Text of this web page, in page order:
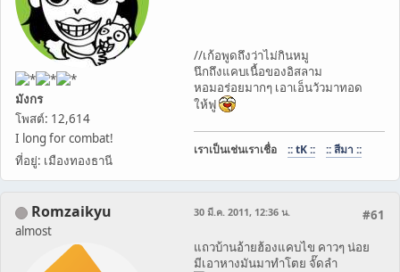
มังกร
โพสต์: 12,614
I long for combat!
ที่อยู่: เมืองทองธานี
//เก้อพูดถึงว่าไม่กินหมู
นึกถึงแคบเนื้อของอิสลาม
หอมอร่อยมากๆ เอาเอ็นวัวมาทอด
ให้ฟู
เราเป็นเช่นเราเชื่อ :: tK :: :: สีมา ::
Romzaikyu
almost
#61
30 มี.ค. 2011, 12:36 น.
แถวบ้านอ้ายฮ้องแคบไข คาวๆ น่อย
มีเอาหางมันมาทำโตย จั๊ดลำ